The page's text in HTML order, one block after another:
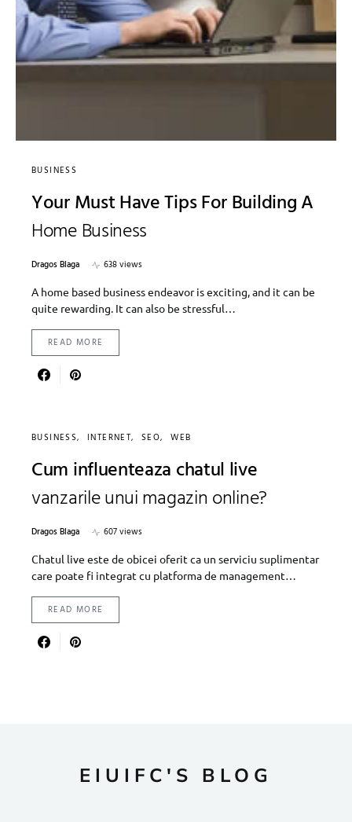
BUSINESS
Your Must Have Tips For Building A
Home Business
Dragos Blaga
638 views
A home based business endeavor is exciting, and it can be
quite rewarding. It can also be stressful…
READ MORE
BUSINESS INTERNET SEO WEB
Cum influenteaza chatul live
vanzarile unui magazin online?
Dragos Blaga
607 views
Chatul live este de obicei oferit ca un serviciu suplimentar
care poate fi integrat cu platforma de management…
READ MORE
EIUIFC'S BLOG